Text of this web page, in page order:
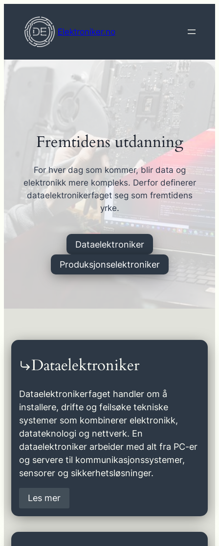
innhold
Elektroniker.no
Fremtidens utdanning
For hver dag som kommer, blir data og
elektronikk mere kompleks. Derfor definerer
dataelektronikerfaget seg som fremtidens
yrke.
Dataelektroniker
Produksjonselektroniker
Dataelektroniker
Dataelektronikerfaget handler om å
installere, drifte og feilsøke tekniske
systemer som kombinerer elektronikk,
datateknologi og nettverk. En
dataelektroniker arbeider med alt fra PC-er
og servere til kommunikasjonssystemer,
sensorer og sikkerhetsløsninger.
Les mer